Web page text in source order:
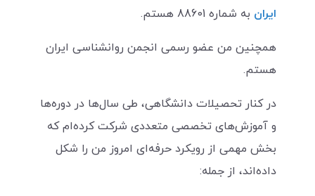
ایران به شماره 88601 هستم.
همچنین من عضو رسمی انجمن روانشناسی ایران
هستم.
در کنار تحصیلات دانشگاهی، طی سال‌ها در دوره‌ها
و آموزش‌های تخصصی متعددی شرکت کرده‌ام که
بخش مهمی از رویکرد حرفه‌ای امروز من را شکل
داده‌اند، از جمله: